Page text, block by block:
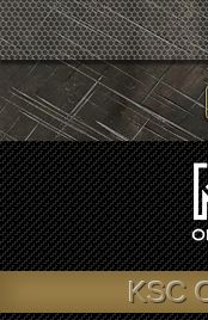
KSC